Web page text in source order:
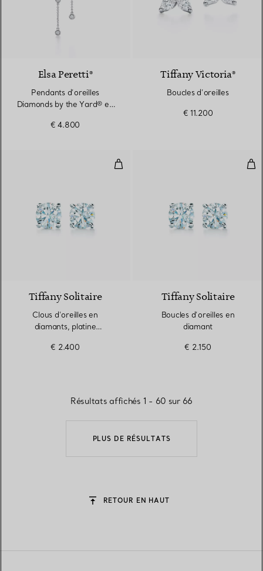
Elsa Peretti®
Pendants d’oreilles
Diamonds by the Yard® en
€ 4.800
Tiffany Victoria®
Boucles d’oreilles
€ 11.200
Clous d’oreilles en diamants,
Tiffany Solitaire
Clous d’oreilles en
diamants, platine
€ 2.400
Tiffany Solitaire
Boucles d’oreilles en
diamant
€ 2.150
PLUS DE RÉSULTATS
Résultats affichés 1 - 60 sur 66
RETOUR EN HAUT